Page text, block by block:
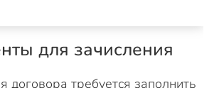
для зачисления
договора требуется заполнить